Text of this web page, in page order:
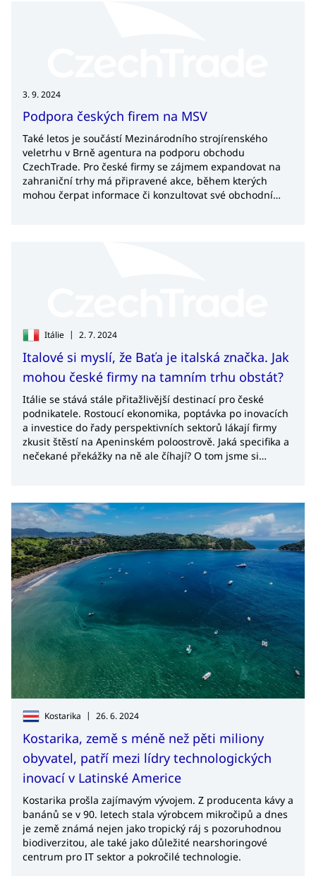
3. 9. 2024
Podpora českých firem na MSV
Také letos je součástí Mezinárodního strojírenského
veletrhu v Brně agentura na podporu obchodu
CzechTrade. Pro české firmy se zájmem expandovat na
zahraniční trhy má připravené akce, během kterých
mohou čerpat informace či konzultovat své obchodní
Itálie | 2. 7. 2024
Italové si myslí, že Baťa je italská značka. Jak
mohou české firmy na tamním trhu obstát?
Itálie se stává stále přitažlivější destinací pro české
podnikatele. Rostoucí ekonomika, poptávka po inovacích
a investice do řady perspektivních sektorů lákají firmy
zkusit štěstí na Apeninském poloostrově. Jaká specifika a
nečekané překážky na ně ale číhají? O tom jsme si
Kostarika | 26. 6. 2024
Kostarika, země s méně než pěti miliony
obyvatel, patří mezi lídry technologických
inovací v Latinské Americe
Kostarika prošla zajímavým vývojem. Z producenta kávy a
banánů se v 90. letech stala výrobcem mikročipů a dnes
je země známá nejen jako tropický ráj s pozoruhodnou
biodiverzitou, ale také jako důležité nearshoringové
centrum pro IT sektor a pokročilé technologie.